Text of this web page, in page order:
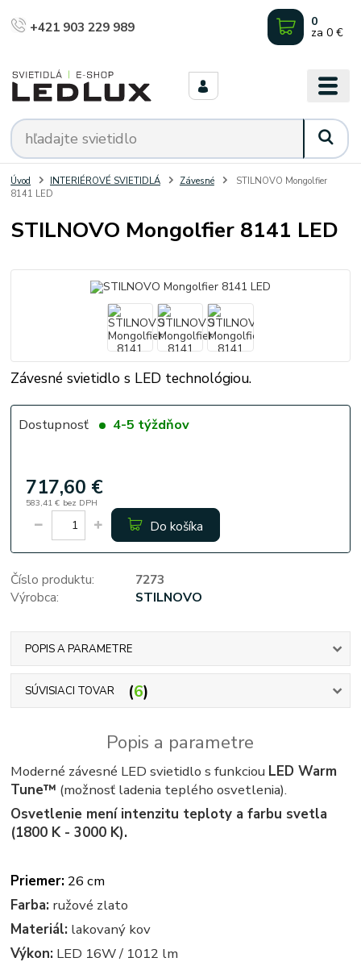
+421 903 229 989 0
za 0 €
Úvod INTERIÉROVÉ SVIETIDLÁ Závesné
STILNOVO Mongolfier
8141 LED
STILNOVO Mongolfier 8141 LED
Závesné svietidlo s LED technológiou.
Dostupnosť 4-5 týždňov
717,60 €
583,41 € bez DPH
Do košíka
Číslo produktu:
7273
Výrobca:
STILNOVO
POPIS A PARAMETRE
SÚVISIACI TOVAR 6
Popis a parametre
Moderné závesné LED svietidlo s funkciou LED Warm
Tune™ (možnosť ladenia teplého osvetlenia).
Osvetlenie mení intenzitu teploty a farbu svetla
(1800 K - 3000 K).
Priemer: 26 cm
Farba: ružové zlato
Materiál: lakovaný kov
Výkon: LED 16W / 1012 lm